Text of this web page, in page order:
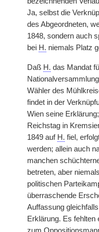
Ja, selbst die
des Abgeordneten,
1848, sondern auch
bei H. niemals Platz
Daß H. das Mandat
Wähler des
findet in der
Wien seine
Reichstag in
1849 auf H. fiel,
werden; allein auch
manchen
betreten, aber
politischen
überraschende
Auffassung
Erklärung. Es fehlten